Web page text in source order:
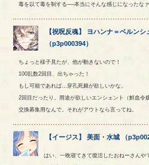
毒を以て毒を制する──本当にそんな感じになったなァ
【祝呪反魂】 ヨハンナ＝ベルンシ
（p3p000394）
ちょっと様子見たが、他が動きないので！
100乱数2回目、出ちゃった！
もし可能であれば…穿孔死棘が欲しいかな。
2回目だったり。用途が欲しいエンシェント（鮮血令
交換募集用なんで。それがアウトなら言ってね。
【イージス】美面 ・水城 （
はい、一晩寝てきて復活したおねーさんや